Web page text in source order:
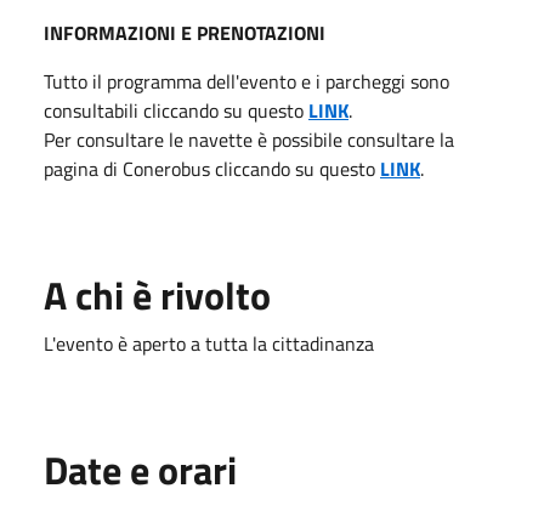
INFORMAZIONI E PRENOTAZIONI
Tutto il programma dell'evento e i parcheggi sono
consultabili cliccando su questo LINK.
Per consultare le navette è possibile consultare la
pagina di Conerobus cliccando su questo LINK.
A chi è rivolto
L'evento è aperto a tutta la cittadinanza
Date e orari